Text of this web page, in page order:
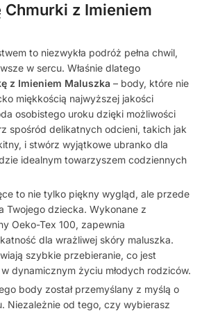
z Imieniem
to niezwykła podróż pełna chwil,
w sercu. Właśnie dlatego
z Imieniem Maluszka – body, które nie
miękkością najwyższej jakości
osobistego uroku dzięki możliwości
spośród delikatnych odcieni, takich jak
i stwórz wyjątkowe ubranko dla
idealnym towarzyszem codziennych
to nie tylko piękny wygląd, ale przede
Twojego dziecka. Wykonane z
Oeko-Tex 100, zapewnia
dla wrażliwej skóry maluszka.
szybkie przebieranie, co jest
dynamicznym życiu młodych rodziców.
body został przemyślany z myślą o
Niezależnie od tego, czy wybierasz